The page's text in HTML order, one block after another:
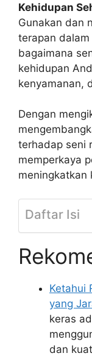
Kehidupan
Gunakan dan
terapan dalam
bagaimana
kehidupan
kenyamanan,
Dengan
terhadap seni
memperkaya
meningkatkan
Daftar Isi
Ketahui
yang
keras
dan